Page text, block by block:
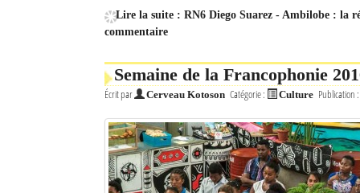
Lire la suite : RN6 Diego Suarez - Ambilobe : la
commentaire
Semaine de la Francophonie
Écrit par Cerveau Kotoson Catégorie : Culture Publication :